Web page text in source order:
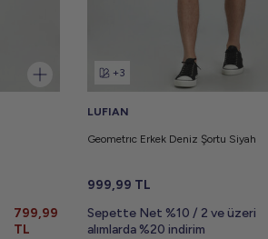
799,99
TL
+3
LUFIAN
Geometrıc Erkek Deniz Şortu Siyah
999,99 TL
Sepette Net %10 / 2 ve üzeri
alımlarda %20 indirim